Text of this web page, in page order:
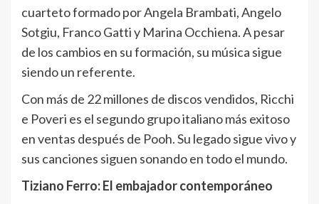
cuarteto formado por Angela Brambati, Angelo
Sotgiu, Franco Gatti y Marina Occhiena. A pesar
de los cambios en su formación, su música sigue
siendo un referente.
Con más de 22 millones de discos vendidos, Ricchi
e Poveri es el segundo grupo italiano más exitoso
en ventas después de Pooh. Su legado sigue vivo y
sus canciones siguen sonando en todo el mundo.
Tiziano Ferro: El embajador contemporáneo